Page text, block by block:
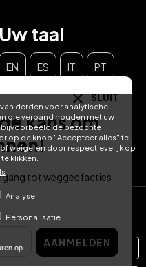
derden voor analytische
die verband houden met uw
de bezochte
op de knop "Accepteer alles" te
weigeren door respectievelijk op
klikken.
Analyse
Personalisatie
op
Uw taal
EN ES IT PT
NL
2026
- 19:00 CEST)
SLUIT
kans om
tot weggeefacties
AANMELDEN